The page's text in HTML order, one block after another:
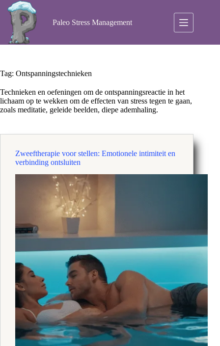
naar
inhoud
Paleo Stress Management
Tag: Ontspanningstechnieken
Technieken en oefeningen om de ontspanningsreactie in het
lichaam op te wekken om de effecten van stress tegen te gaan,
zoals meditatie, geleide beelden, diepe ademhaling.
Zweeftherapie voor stellen: Emotionele intimiteit en
verbinding ontsluiten